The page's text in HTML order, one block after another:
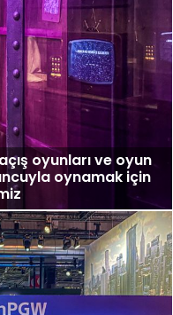
oyunları ve oyun
oynamak için